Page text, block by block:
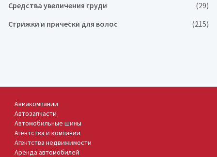
Средства увеличения груди
(29)
Стрижки и прически для волос
(215)
Авиакомпании
Автозапчасти
Автомобильные шины
Агентства и компании
Агентства недвижимости
Аренда автомобилей